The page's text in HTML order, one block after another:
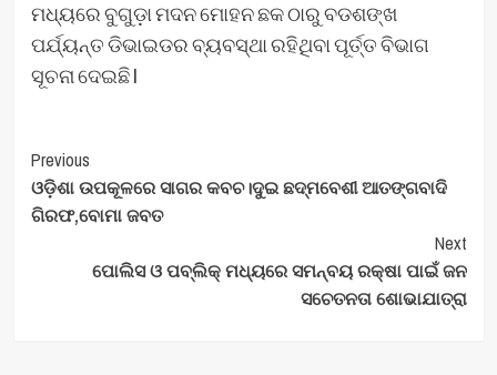
ମଧ୍ୟରେ ବୁଗୁଡ଼ା ମଦନ ମୋହନ ଛକ ଠାରୁ ବଡଶଙ୍ଖ
ପର୍ଯ୍ୟନ୍ତ ଡିଭାଇଡର ବ୍ୟବସ୍ଥା ରହିଥିବା ପୂର୍ତ୍ତ ବିଭାଗ
ସୂଚନା ଦେଇଛି l
Post
Navigation
Previous
ଓଡ଼ିଶା ଉପକୂଳରେ ସାଗର କବଚ।ଦୁଇ ଛଦ୍ମବେଶୀ ଆତଙ୍ଗବାଦି
ଗିରଫ,ବୋମା ଜବତ
Next
ପୋଲିସ ଓ ପବ୍ଲିକ୍ ମଧ୍ୟରେ ସମନ୍ବୟ ରକ୍ଷା ପାଇଁ ଜନ
ସଚେତନତା ଶୋଭାଯାତ୍ରା